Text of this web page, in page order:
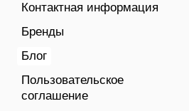
Контактная информация
Бренды
Блог
Пользовательское
соглашение